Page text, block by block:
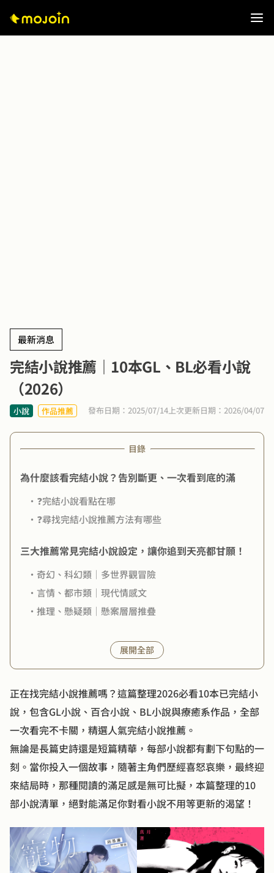
最新消息
完結小說推薦｜10本GL、BL必看小說
（2026）
小說 作品推薦 發布日期：2025/07/14上次更新日期：2026/04/07
目錄
為什麼該看完結小說？告別斷更、一次看到底的滿
・❓完結小說看點在哪
・❓尋找完結小說推薦方法有哪些
三大推薦常見完結小說設定，讓你追到天亮都甘願！
・奇幻、科幻類｜多世界觀冒險
・言情、都市類｜現代情感文
・推理、懸疑類｜懸案層層推疊
不想被爛尾雷到？10本完結小說推薦
・👉GL小說推薦｜姐姐，妳好香
・👉BL小說推薦｜如果社恐，就去夾娃娃吧
・👉BL小說推薦｜寵物關係
・👉影視IP改編小說推薦｜影后：比夜色更寂寞
・👉BL小說推薦｜以愛為名
・👉影視IP改編小說推薦｜《周處除三害》電影番外小
說：我的87多重人生
・👉恐怖小說推薦｜異常
・👉療癒小說推薦｜我在便利商店撿到一隻男神
・👉BL小說推薦｜怪物結案報告
展開全部
正在找完結小說推薦嗎？這篇整理2026必看10本已完結小
說，包含GL小說、百合小說、BL小說與療癒系作品，全部
一次看完不卡關，精選人氣完結小說推薦。
無論是長篇史詩還是短篇精華，每部小說都有劃下句點的一
刻。當你投入一個故事，隨著主角們歷經喜怒哀樂，最終迎
來結局時，那種閱讀的滿足感是無可比擬，本篇整理的10
部小說清單，絕對能滿足你對看小說不用等更新的渴望！